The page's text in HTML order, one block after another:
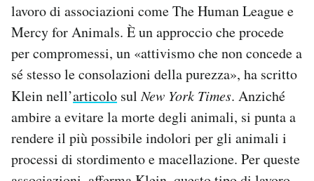
lavoro di associazioni come The Human League e
Mercy for Animals. È un approccio che procede
per compromessi, un «attivismo che non concede a
sé stesso le consolazioni della purezza», ha scritto
Klein nell’articolo sulNew York Times. Anziché
ambire a evitare la morte degli animali, si punta a
rendere il più possibile indolori per gli animali i
processi di stordimento e macellazione. Per queste